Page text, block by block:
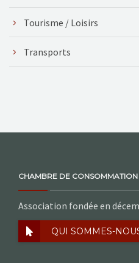
Tourisme / Loisirs
Transports
CHAMBRE DE
Association fondée en
QUI SOMMES-